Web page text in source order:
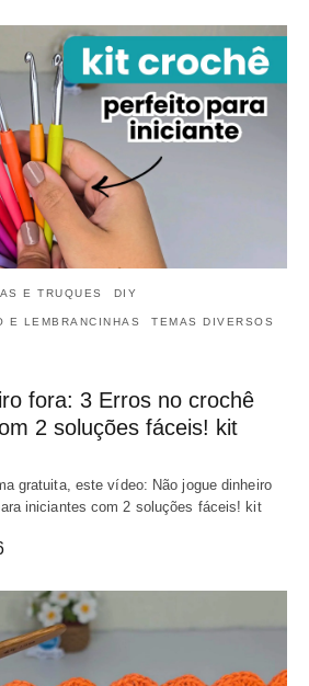
E TRUQUES DIY
E LEMBRANCINHAS TEMAS DIVERSOS
fora: 3 Erros no crochê
2 soluções fáceis! kit
gratuita, este vídeo: Não jogue dinheiro
iniciantes com 2 soluções fáceis! kit